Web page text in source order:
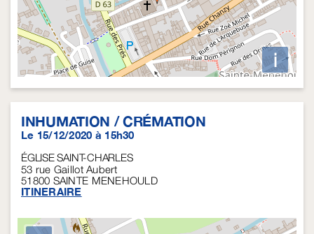
i
INHUMATION / CRÉMATION
Le 15/12/2020 à 15h30
ÉGLISE SAINT-CHARLES
53 rue Gaillot Aubert
51800 SAINTE MENEHOULD
ITINERAIRE